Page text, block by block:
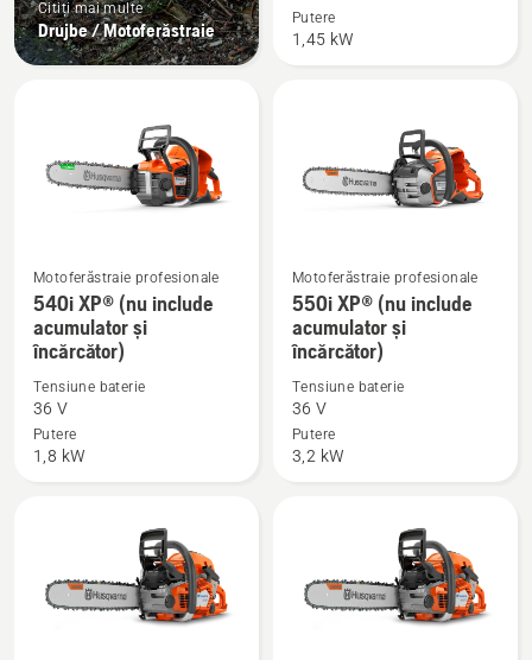
Citiți mai multe
Drujbe / Motoferăstraie
535i
XP®
încărcător)
Putere
1,45 kW
Vezi
mai
multe
detalii
despre
540i
XP®
încărcător)
Motoferăstraie profesionale
540i XP® (nu include
acumulator și
încărcător)
Tensiune baterie
36 V
Putere
1,8 kW
Vezi
mai
multe
detalii
despre
550i
XP®
încărcător)
Motoferăstraie profesionale
550i XP® (nu include
acumulator și
încărcător)
Tensiune baterie
36 V
Putere
3,2 kW